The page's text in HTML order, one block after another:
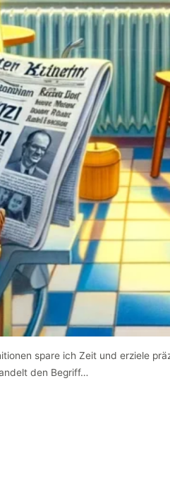
spare ich Zeit und erziele
den Begriff…